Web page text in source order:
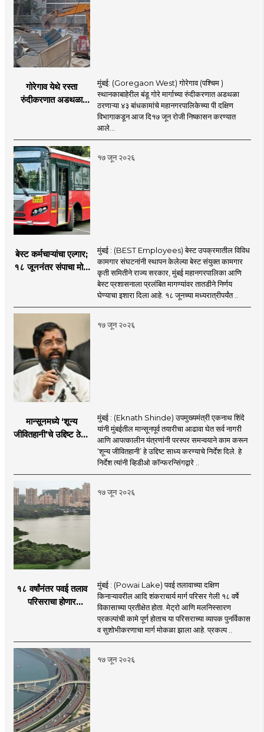
गोरेगाव येथे रस्ता
रुंदीकरणात अडथळा
मुंबई: (Goregaon West) गोरेगाव (पश्चिम )
स्थानकाबाहेरील बंडू गोरे मार्गाच्या रुंदीकरणात अडथळा
ठरणाऱ्या ४३ बांधकामांचे महानगरपालिकेच्या पी दक्षिण
विभागाकडून आज दि१७ जून रोजी निष्कासन करण्यात
आले...
१७ जून २०२६
बेस्ट कर्मचाऱ्यांचा एल्गार;
१८ जूननंतर संपाचा मोठा
मुंबई : (BEST Employees) बेस्ट उपक्रमातील विविध
कामगार संघटनांनी स्थापन केलेल्या बेस्ट संयुक्त कामगार
कृती समितीने राज्य सरकार, मुंबई महानगरपालिका आणि
बेस्ट प्रशासनाला प्रलंबित मागण्यांवर तातडीने निर्णय
घेण्याचा इशारा दिला आहे. १८ जूनच्या मध्यरात्रीपर्यंत ..
१७ जून २०२६
मान्सूनमध्ये ‘शून्य
जीवितहानी’चे उद्दिष्ट ठेवून
शिंदे
मुंबई : (Eknath Shinde) उपमुख्यमंत्री एकनाथ शिंदे
यांनी मुंबईतील मान्सूनपूर्व तयारीचा आढावा घेत सर्व नागरी
आणि आपत्कालीन यंत्रणांनी परस्पर समन्वयाने काम करून
‘शून्य जीवितहानी’ हे उद्दिष्ट साध्य करण्याचे निर्देश दिले. हे
निर्देश त्यांनी व्हिडीओ कॉन्फरन्सिंगद्वारे ..
१७ जून २०२६
१८ वर्षांनंतर पवई तलाव
परिसराचा होणार
सुरुवात;
मुंबई : (Powai Lake) पवई तलावाच्या दक्षिण
किनाऱ्यावरील आदि शंकराचार्य मार्ग परिसर गेली १८ वर्षे
विकासाच्या प्रतीक्षेत होता. मेट्रो आणि मलनिस्सारण
प्रकल्पांची कामे पूर्ण होताच या परिसराच्या व्यापक पुनर्विकास
व सुशोभीकरणाचा मार्ग मोकळा झाला आहे. प्रकल्प ..
१७ जून २०२६